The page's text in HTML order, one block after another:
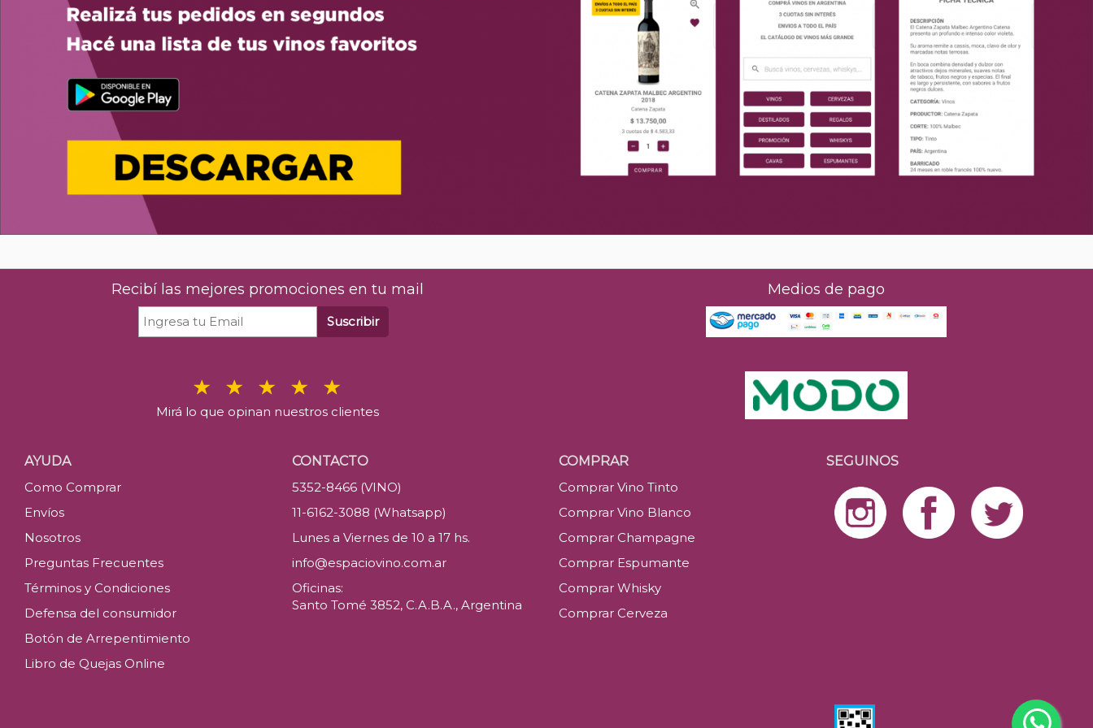
Recibí las mejores promociones en tu mail
Suscribir
Mirá lo que opinan nuestros clientes
Medios de pago
AYUDA
Como Comprar
Envíos
Nosotros
Preguntas Frecuentes
Términos y Condiciones
Defensa del consumidor
Botón de Arrepentimiento
Libro de Quejas Online
CONTACTO
5352-8466 (VINO)
11-6162-3088 (Whatsapp)
Lunes a Viernes de 10 a 17 hs.
info@espaciovino.com.ar
Oficinas:
Santo Tomé 3852, C.A.B.A., Argentina
COMPRAR
Comprar Vino Tinto
Comprar Vino Blanco
Comprar Champagne
Comprar Espumante
Comprar Whisky
Comprar Cerveza
SEGUINOS